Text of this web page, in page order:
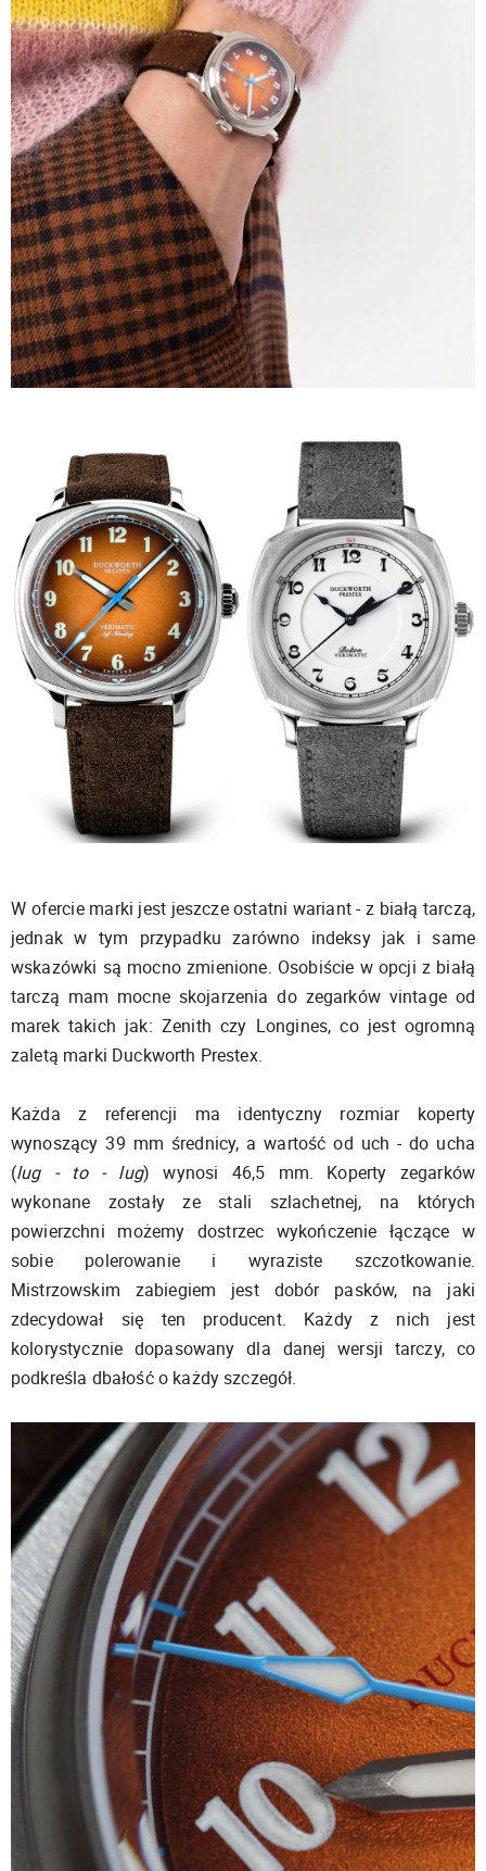
W ofercie marki jest jeszcze ostatni wariant - z białą tarczą,
jednak w tym przypadku zarówno indeksy jak i same
wskazówki są mocno zmienione. Osobiście w opcji z białą
tarczą mam mocne skojarzenia do zegarków vintage od
marek takich jak: Zenith czy Longines, co jest ogromną
zaletą marki Duckworth Prestex.
Każda z referencji ma identyczny rozmiar koperty
wynoszący 39 mm średnicy, a wartość od uch - do ucha
(lug - to - lug) wynosi 46,5 mm. Koperty zegarków
wykonane zostały ze stali szlachetnej, na których
powierzchni możemy dostrzec wykończenie łączące w
sobie polerowanie i wyraziste szczotkowanie.
Mistrzowskim zabiegiem jest dobór pasków, na jaki
zdecydował się ten producent. Każdy z nich jest
kolorystycznie dopasowany dla danej wersji tarczy, co
podkreśla dbałość o każdy szczegół.